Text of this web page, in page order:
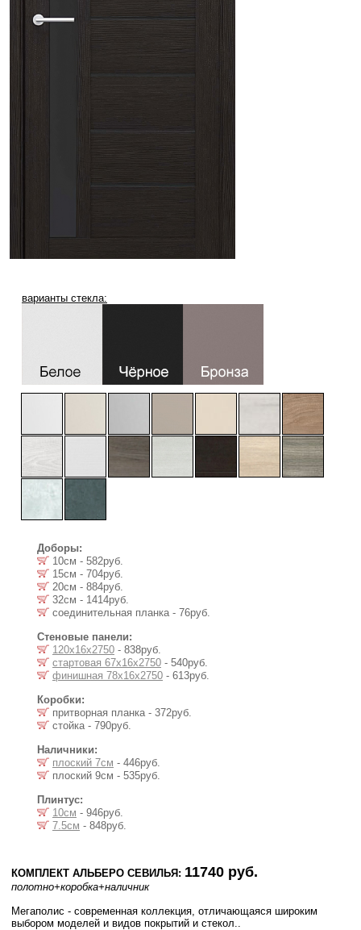
варианты стекла:
Доборы:
10см - 582руб.
15см - 704руб.
20см - 884руб.
32см - 1414руб.
соединительная планка - 76руб.
Стеновые панели:
120х16х2750 - 838руб.
стартовая 67х16х2750 - 540руб.
финишная 78х16х2750 - 613руб.
Коробки:
притворная планка - 372руб.
стойка - 790руб.
Наличники:
плоский 7см - 446руб.
плоский 9см - 535руб.
Плинтус:
10см - 946руб.
7.5см - 848руб.
КОМПЛЕКТ АЛЬБЕРО СЕВИЛЬЯ: 11740 руб.
полотно+коробка+наличник
Мегаполис - современная коллекция, отличающаяся широким
выбором моделей и видов покрытий и стекол..